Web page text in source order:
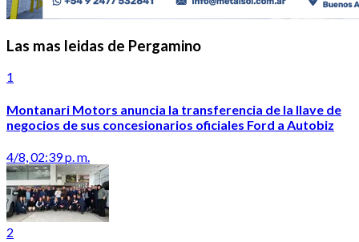
Las mas leidas de Pergamino
1
Montanari Motors anuncia la transferencia de la llave de
negocios de sus concesionarios oficiales Ford a Autobiz
4/8, 02:39 p. m.
2